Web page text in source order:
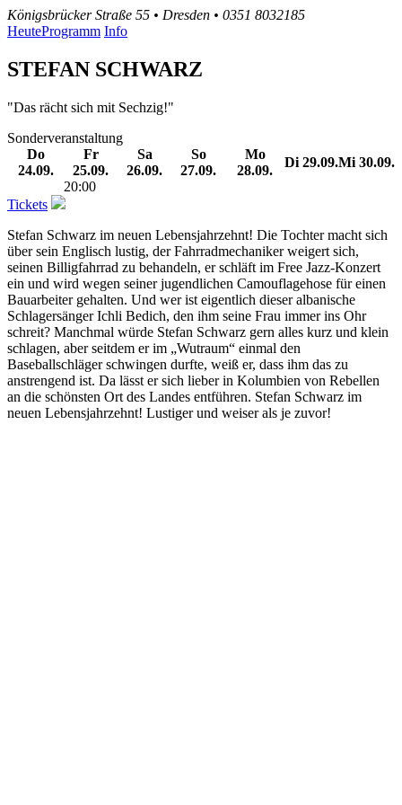
Königsbrücker Straße 55 • Dresden • 0351 8032185
HeuteProgramm Info
STEFAN SCHWARZ
"Das rächt sich mit Sechzig!"
Sonderveranstaltung
Do
24.09.
Fr
25.09.
Sa
26.09.
So
27.09.
Mo
28.09.
Di 29.09.Mi 30.09.
20:00
Tickets
Stefan Schwarz im neuen Lebensjahrzehnt! Die Tochter macht sich
über sein Englisch lustig, der Fahrradmechaniker weigert sich,
seinen Billigfahrrad zu behandeln, er schläft im Free Jazz-Konzert
ein und wird wegen seiner jugendlichen Camouflagehose für einen
Bauarbeiter gehalten. Und wer ist eigentlich dieser albanische
Schlagersänger Ichli Bedich, den ihm seine Frau immer ins Ohr
schreit? Manchmal würde Stefan Schwarz gern alles kurz und klein
schlagen, aber seitdem er im „Wutraum“ einmal den
Baseballschläger schwingen durfte, weiß er, dass ihm das zu
anstrengend ist. Da lässt er sich lieber in Kolumbien von Rebellen
an die schönsten Ort des Landes entführen. Stefan Schwarz im
neuen Lebensjahrzehnt! Lustiger und weiser als je zuvor!